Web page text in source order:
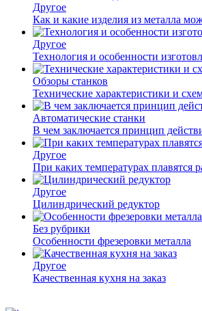
Другое
Как и какие изделия из металла
Другое
Технология и особенности
Обзоры станков
Технические характеристики и
Автоматические станки
В чем заключается принцип
Другое
При каких температурах плавятся
Другое
Цилиндрический редуктор
Без рубрики
Особенности фрезеровки металла
Другое
Качественная кухня на заказ